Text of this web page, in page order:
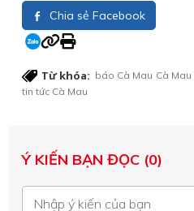
Chia sẻ Facebook
Từ khóa: báo Cà Mau Cà Mau
tin tức Cà Mau
Ý KIẾN BẠN ĐỌC (0)